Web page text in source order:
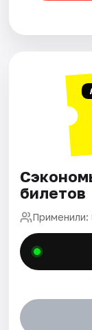
билетов
Применили: